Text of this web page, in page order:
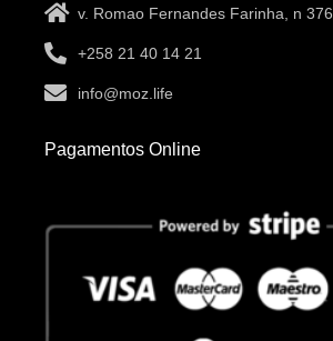
v. Romao Fernandes Farinha, n 376
+258 21 40 14 21
info@moz.life
Pagamentos Online